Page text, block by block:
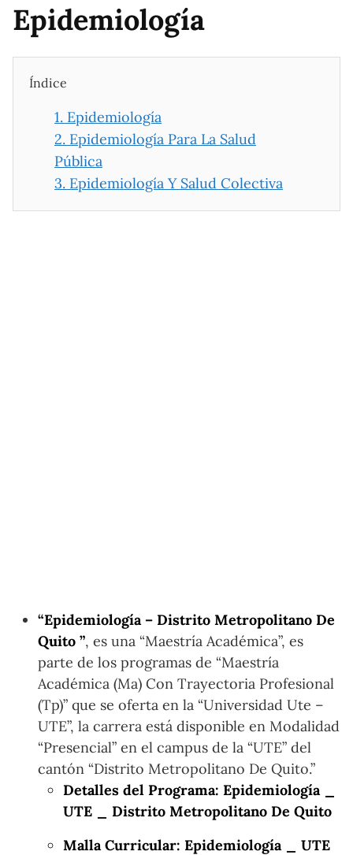
Epidemiología
Índice
1. Epidemiología
2. Epidemiología Para La Salud
Pública
3. Epidemiología Y Salud Colectiva
“Epidemiología – Distrito Metropolitano De
Quito ”, es una “Maestría Académica”, es
parte de los programas de “Maestría
Académica (Ma) Con Trayectoria Profesional
(Tp)” que se oferta en la “Universidad Ute –
UTE”, la carrera está disponible en Modalidad
“Presencial” en el campus de la “UTE” del
cantón “Distrito Metropolitano De Quito.”
Detalles del Programa: Epidemiología _
UTE _ Distrito Metropolitano De Quito
Malla Curricular: Epidemiología _ UTE